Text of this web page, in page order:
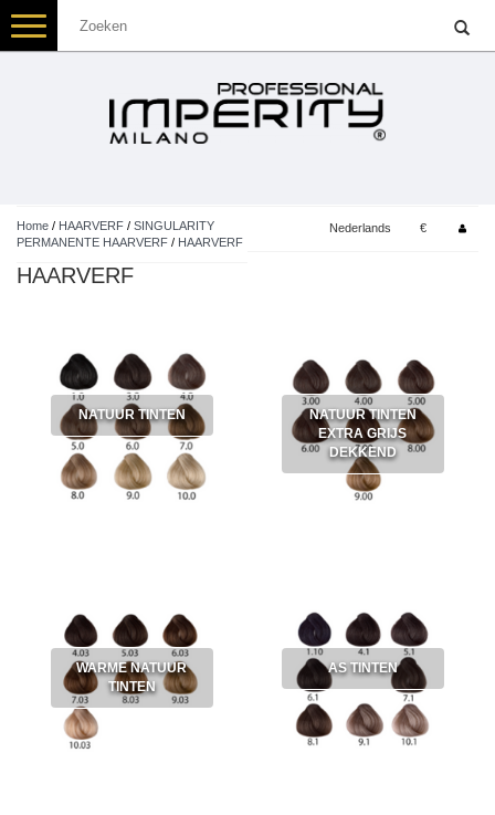
Toggle
navigation
Home / HAARVERF / SINGULARITY
PERMANENTE HAARVERF / HAARVERF
Nederlands €
HAARVERF
NATUUR TINTEN
NATUUR TINTEN
EXTRA GRIJS
DEKKEND
WARME NATUUR
TINTEN
AS TINTEN